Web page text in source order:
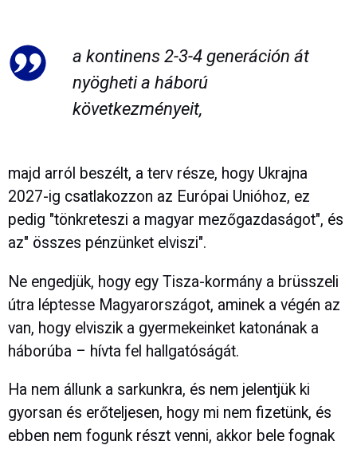
a kontinens 2-3-4 generáción át
nyögheti a háború
következményeit,
majd arról beszélt, a terv része, hogy Ukrajna
2027-ig csatlakozzon az Európai Unióhoz, ez
pedig "tönkreteszi a magyar mezőgazdaságot", és
az" összes pénzünket elviszi".
Ne engedjük, hogy egy Tisza-kormány a brüsszeli
útra léptesse Magyarországot, aminek a végén az
van, hogy elviszik a gyermekeinket katonának a
háborúba – hívta fel hallgatóságát.
Ha nem állunk a sarkunkra, és nem jelentjük ki
gyorsan és erőteljesen, hogy mi nem fizetünk, és
ebben nem fogunk részt venni, akkor bele fognak